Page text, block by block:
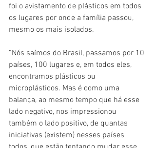
foi o avistamento de plásticos em todos
os lugares por onde a família passou,
mesmo os mais isolados.
“Nós saímos do Brasil, passamos por 10
países, 100 lugares e, em todos eles,
encontramos plásticos ou
microplásticos. Mas é como uma
balança, ao mesmo tempo que há esse
lado negativo, nos impressionou
também o lado positivo, de quantas
iniciativas (existem) nesses países